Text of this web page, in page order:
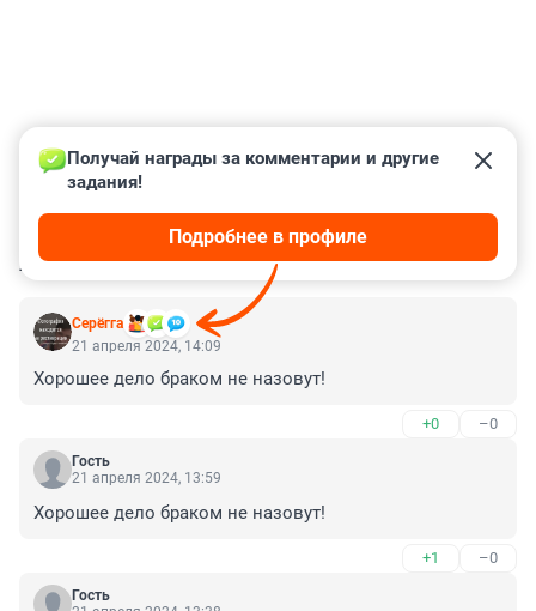
КОММЕНТАРИИ 92
Серёгга
Получай награды за комментарии и другие
задания!
Подробнее в профиле
21 апреля 2024, 14:09
Хорошее дело браком не назовут!
+0 –0
Гость
21 апреля 2024, 13:59
Хорошее дело браком не назовут!
+1 –0
Гость